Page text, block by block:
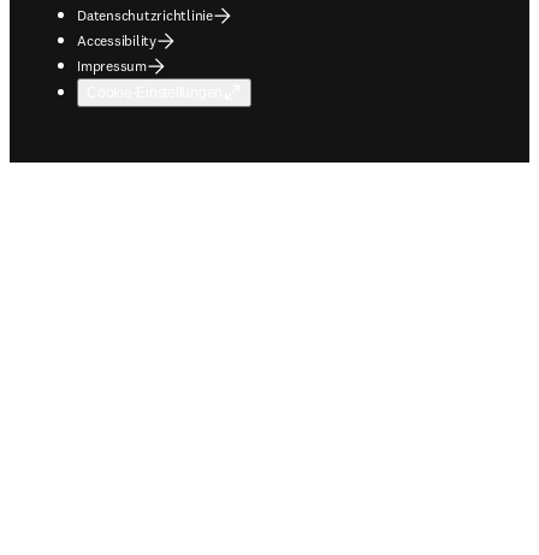
Datenschutzrichtlinie
Accessibility
Impressum